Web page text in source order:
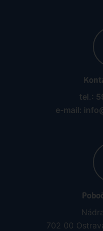
tel.:
e-mail:
702 00